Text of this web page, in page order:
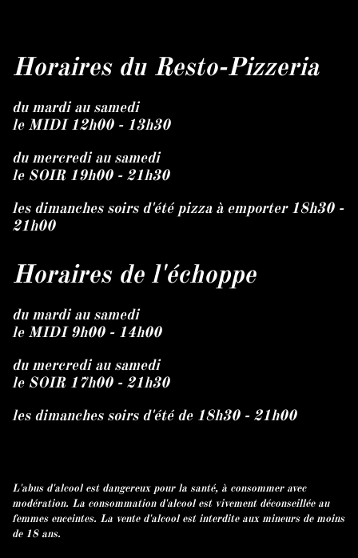
Horaires du Resto-Pizzeria
du mardi au samedi
le MIDI 12h00 - 13h30
du mercredi au samedi
le SOIR 19h00 - 21h30
les dimanches soirs d'été pizza à emporter 18h30 -
21h00
Horaires de l'échoppe
du mardi au samedi
le MIDI 9h00 - 14h00
du mercredi au samedi
le SOIR 17h00 - 21h30
les dimanches soirs d'été de 18h30 - 21h00
L'abus d'alcool est dangereux pour la santé, à consommer avec
modération. La consommation d'alcool est vivement déconseillée au
femmes enceintes. La vente d'alcool est interdite aux mineurs de moins
de 18 ans.